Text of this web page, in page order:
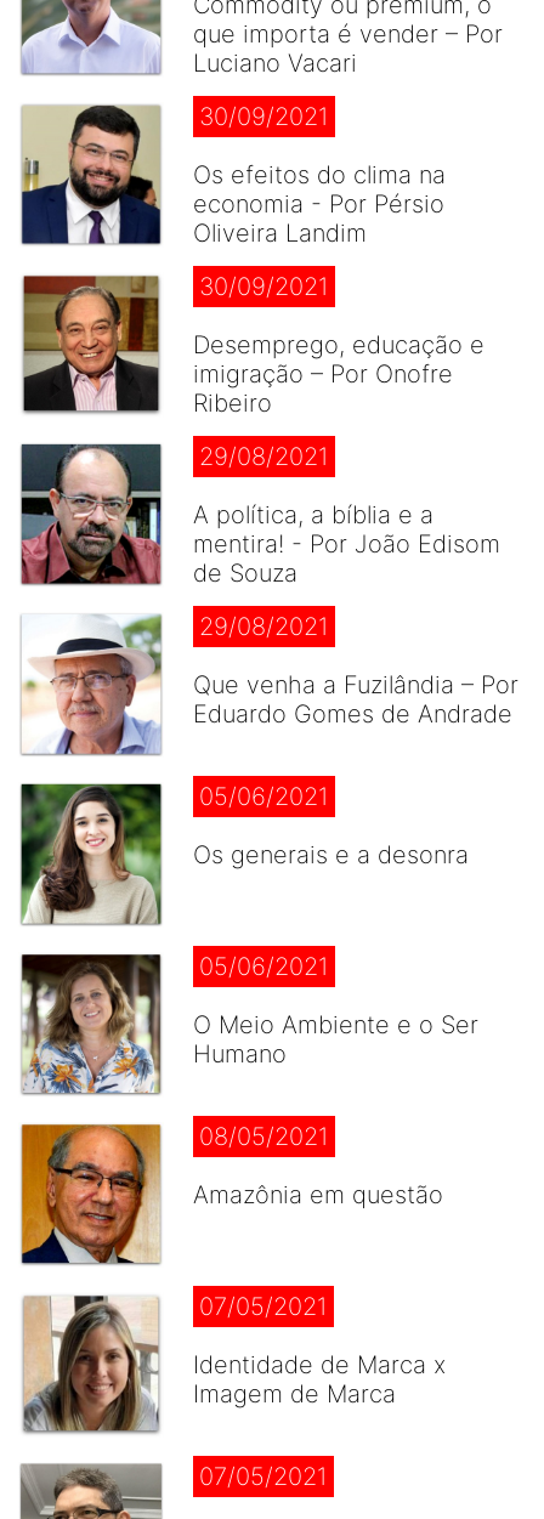
que importa é vender – Por
Luciano Vacari
30/09/2021
Os efeitos do clima na
economia - Por Pérsio
Oliveira Landim
30/09/2021
Desemprego, educação e
imigração – Por Onofre
Ribeiro
29/08/2021
A política, a bíblia e a
mentira! - Por João Edisom
de Souza
29/08/2021
Que venha a Fuzilândia – Por
Eduardo Gomes de Andrade
05/06/2021
Os generais e a desonra
05/06/2021
O Meio Ambiente e o Ser
Humano
08/05/2021
Amazônia em questão
07/05/2021
Identidade de Marca x
Imagem de Marca
07/05/2021